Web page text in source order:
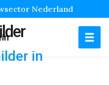
Nederland
in